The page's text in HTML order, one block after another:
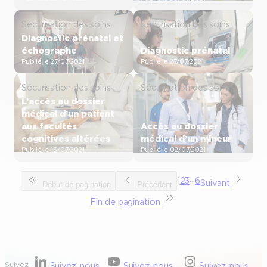
Sécurisation des soins
Diagnostic prénatal et
échographe
Publié le 27/07/2021
Sécurisation des soins
Diagnostic prénatal
Publié le 27/07/2021
Sécurisation des soins
L’accès au dossier
médical d’un patient
aux facultés
cognitives altérées
Publié le 13/07/2021
Sécurisation des soins
Accès au dossier
médical d’un mineur
Publié le 02/07/2021
Début de pagination Précédent 123 6Suivant
Fin de pagination
Suivez-